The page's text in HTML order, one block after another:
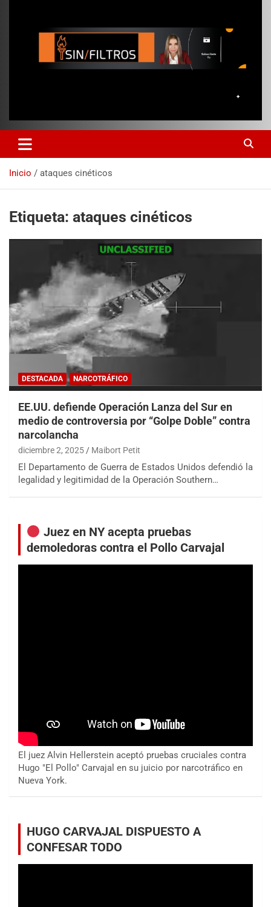
Inicio ataques cinéticos
Etiqueta: ataques cinéticos
DESTACADA NARCOTRÁFICO
EE.UU. defiende Operación Lanza del Sur en
medio de controversia por “Golpe Doble” contra
narcolancha
diciembre 2, 2025 Maibort Petit
El Departamento de Guerra de Estados Unidos defendió la
legalidad y legitimidad de la Operación Southern…
Juez en NY acepta pruebas
demoledoras contra el Pollo Carvajal
El juez Alvin Hellerstein aceptó pruebas cruciales contra
Hugo "El Pollo" Carvajal en su juicio por narcotráfico en
Nueva York.
HUGO CARVAJAL DISPUESTO A
CONFESAR TODO